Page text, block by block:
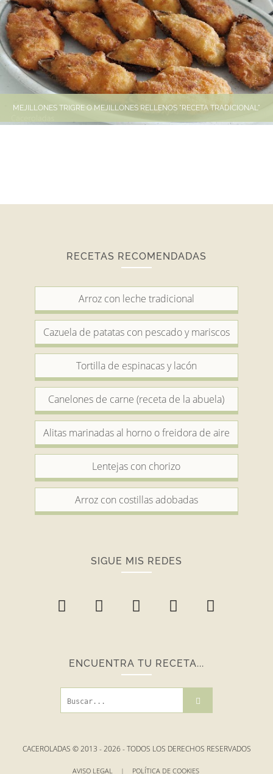
MEJILLONES TRIGRE O MEJILLONES RELLENOS "RECETA TRADICIONAL"
RECETAS RECOMENDADAS
Arroz con leche tradicional
Cazuela de patatas con pescado y mariscos
Tortilla de espinacas y lacón
Canelones de carne (receta de la abuela)
Alitas marinadas al horno o freidora de aire
Lentejas con chorizo
Arroz con costillas adobadas
SIGUE MIS REDES
ENCUENTRA TU RECETA...
CACEROLADAS © 2013 -2026- TODOS LOS DERECHOS RESERVADOS
AVISO LEGAL | POLÍTICA DE COOKIES